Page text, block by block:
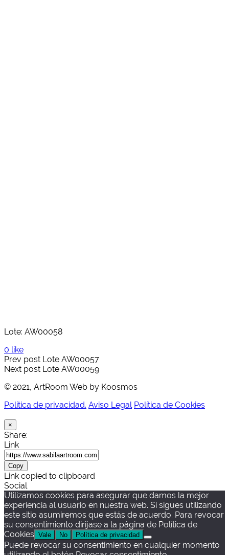
Lote: AW00058
0 like
Prev post Lote AW00057
Next post Lote AW00059
© 2021, ArtRoom Web by Koosmos
Política de privacidad. Aviso Legal Política de Cookies
×
Share:
Link
Copy
Link copied to clipboard
Social
Utilizamos cookies para asegurar que damos la mejor
experiencia al usuario en nuestra web. Si sigues utilizando
este sitio asumiremos que estás de acuerdo. Para revocar
su consentimiento dirijase a la página de Política de
Cookies Vale No Política de privacidad
Puede revocar su consentimiento en cualquier momento